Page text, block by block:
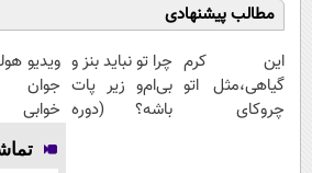
مطالب پیشنهادی
این کرم
گیاهی،مثل اتو
چروکای
چرا تو نباید بنز و
بی‌ام‌و زیر پات
باشه؟ (دوره
ویدیو
جوان
آموزش